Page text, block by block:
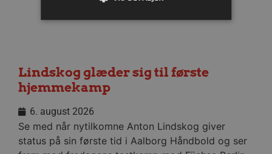
Lindskog glæder sig til første
hjemmekamp
6. august 2026
Se med når nytilkomne Anton Lindskog giver
status på sin første tid i Aalborg Håndbold og ser
Absolut nødvendige cookies muliggør
hjemmesidens grundlæggende funktionalitet
Hjemmesiden kan ikke bruges korrekt uden de
absolut nødvendige cookies.
Navn Udbyder / Domæne